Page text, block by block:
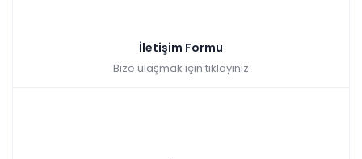
İletişim Formu
Bize ulaşmak için tıklayınız